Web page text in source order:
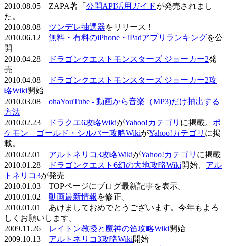
2010.08.05 ZAPA著「 公開API活用ガイドが発売されまし
た。
2010.08.08 ツンデレ抽選器をリリース！
2010.06.12 無料・有料のiPhone・iPadアプリランキングを公
開
2010.04.28
ドラゴンクエストモンスターズ ジョーカー2発
売
2010.04.08
ドラゴンクエストモンスターズ ジョーカー2攻
略Wiki開始
2010.03.08 ohaYouTube - 動画から音楽（MP3)だけ抽出する
方法
2010.02.23
ドラクエ6攻略WikiがYahoo!カテゴリ に掲載。 ポ
ケモン ゴールド・シルバー攻略WikiがYahoo!カテゴリ に掲
載。
2010.02.01 アルトネリコ3攻略WikiがYahoo!カテゴリ に掲載
2010.01.28
ドラゴンクエスト6幻の大地攻略Wiki開始、 アル
トネリコ3が発売
2010.01.03 TOPページにブログ最新記事を表示。
2010.01.02 動画最新情報 を修正。
2010.01.01 あけましておめでとうございます。今年もよろ
しくお願いします。
2009.11.26
レイトン教授と魔神の笛攻略Wiki開始
2009.10.13 アルトネリコ3攻略Wiki開始